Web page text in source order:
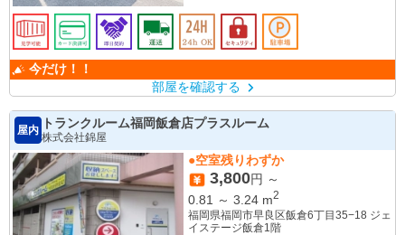
今だけ！！
部屋を確認する
屋内
トランクルーム福岡飯倉店プラスルーム
株式会社錦屋
●空室残りわずか
3,800円 ～
0.81
～ 3.24 m2
福岡県福岡市早良区飯倉6丁目35−18 ジェ
イステージ飯倉1階